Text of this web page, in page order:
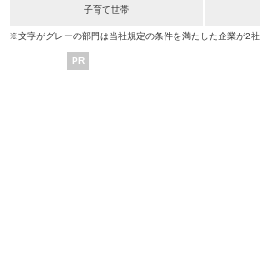
子育て世帯
※文字がグレーの部門は当社規定の条件を満たした企業が2
PR